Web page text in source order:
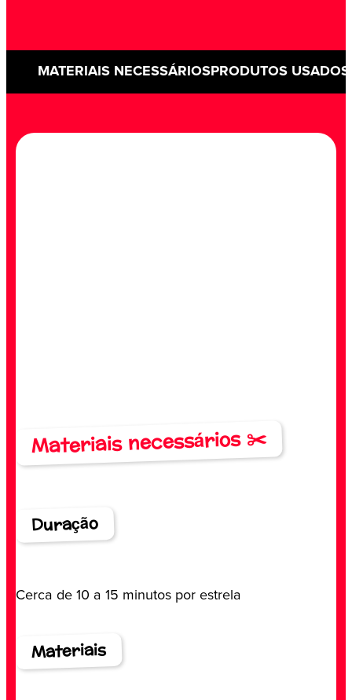
MATERIAIS NECESSÁRIOSPRODUTOS USADOS
Materiais necessários ✂️
Materiais
Duração
Cerca de 10 a 15 minutos por estrela